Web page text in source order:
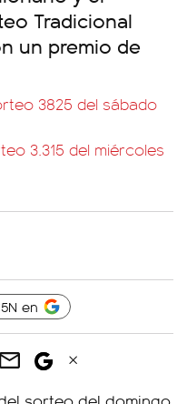
Tradicional
un premio de
3825 del sábado
3.315 del miércoles
en